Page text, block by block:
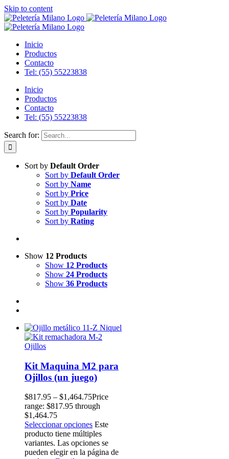
Skip to content
Inicio
Productos
Contacto
Tel: (55) 55223838
Inicio
Productos
Contacto
Tel: (55) 55223838
Search for:
Sort by Default Order
Sort by Default Order
Sort by Name
Sort by Price
Sort by Date
Sort by Popularity
Sort by Rating
Show 12 Products
Show 12 Products
Show 24 Products
Show 36 Products
Kit Maquina M2 para
Ojillos (un juego)
$817.95 – $1,464.75Price
range: $817.95 through
$1,464.75
Seleccionar opciones Este
producto tiene múltiples
variantes. Las opciones se
pueden elegir en la página de